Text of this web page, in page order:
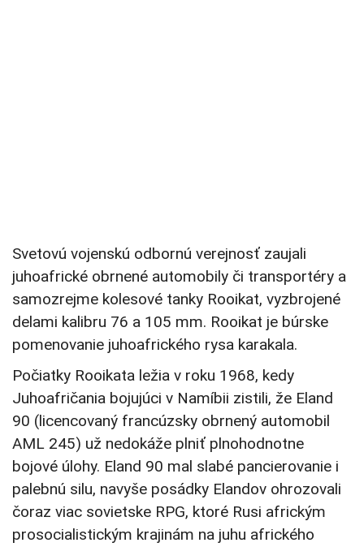
Svetovú vojenskú odbornú verejnosť zaujali
juhoafrické obrnené automobily či transportéry a
samozrejme kolesové tanky Rooikat, vyzbrojené
delami kalibru 76 a 105 mm. Rooikat je búrske
pomenovanie juhoafrického rysa karakala.
Počiatky Rooikata ležia v roku 1968, kedy
Juhoafričania bojujúci v Namíbii zistili, že Eland
90 (licencovaný francúzsky obrnený automobil
AML 245) už nedokáže plniť plnohodnotne
bojové úlohy. Eland 90 mal slabé pancierovanie i
palebnú silu, navyše posádky Elandov ohrozovali
čoraz viac sovietske RPG, ktoré Rusi africkým
prosocialistickým krajinám na juhu afrického